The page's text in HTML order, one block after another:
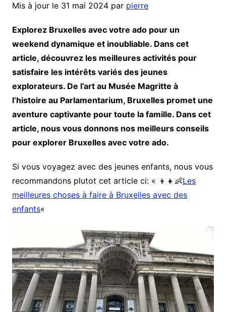
Mis à jour le 31 mai 2024 par pierre
Explorez Bruxelles avec votre ado pour un
weekend dynamique et inoubliable. Dans cet
article, découvrez les meilleures activités pour
satisfaire les intérêts variés des jeunes
explorateurs. De l’art au Musée Magritte à
l’histoire au Parlamentarium, Bruxelles promet une
aventure captivante pour toute la famille. Dans cet
article, nous vous donnons nos meilleurs conseils
pour explorer Bruxelles avec votre ado.
Si vous voyagez avec des jeunes enfants, nous vous
recommandons plutot cet article ci: « 👦👧👶Les
meilleures choses à faire à Bruxelles avec des
enfants«